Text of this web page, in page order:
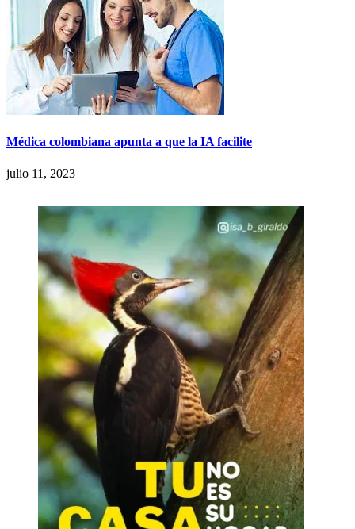
Médica colombiana apunta a que la IA facilite
julio 11, 2023